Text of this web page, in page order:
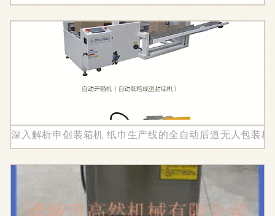
深入解析申创装箱机 纸巾生产线的全自动后道无人包装核